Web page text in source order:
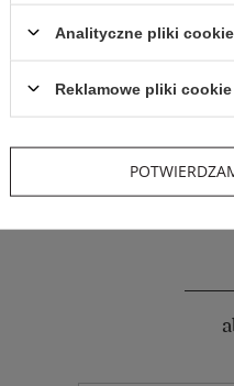
Analityczne pliki cookie
Reklamowe pliki cookie